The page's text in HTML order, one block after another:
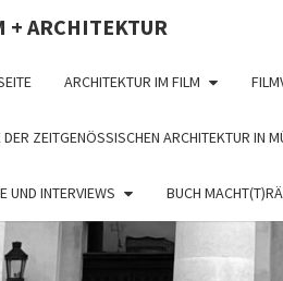
+ ARCHITEKTUR
ARCHITEKTUR IM FILM
ZEITGENÖSSISCHEN ARCHITEKTUR IN
UND INTERVIEWS BUCH